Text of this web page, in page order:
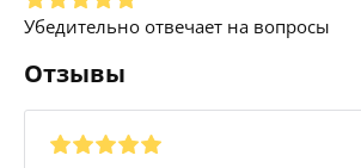
Убедительно отвечает на вопросы
Отзывы